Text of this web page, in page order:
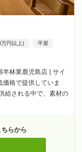
円以上) 平屋
半林業鹿児島店 | サイ
格で提供していま
給される中で、素材の
らから